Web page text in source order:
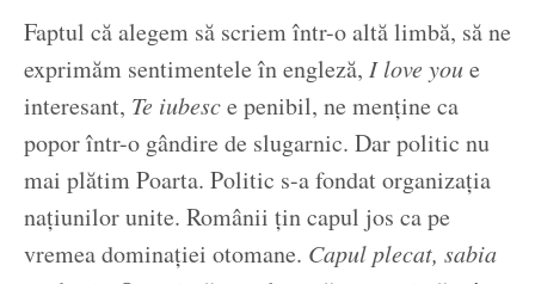
Faptul că alegem să scriem într-o altă limbă, să ne
exprimăm sentimentele în engleză, I love youe
interesant, Te iubesce penibil, ne menține ca
popor într-o gândire de slugarnic. Dar politic nu
mai plătim Poarta. Politic s-a fondat organizația
națiunilor unite. Românii țin capul jos ca pe
vremea dominației otomane. Capul plecat, sabia